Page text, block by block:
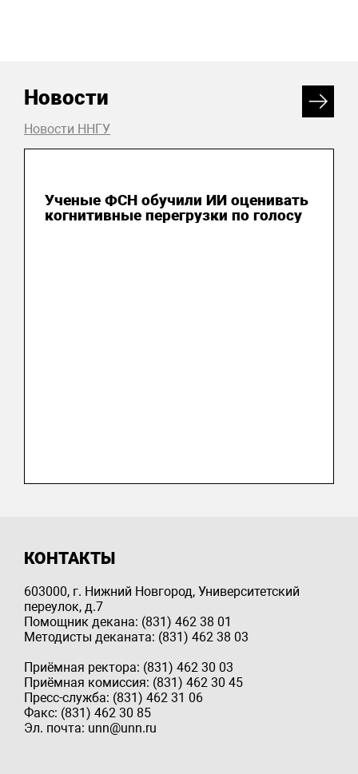
Новости
Новости ННГУ
Ученые ФСН обучили ИИ оценивать
когнитивные перегрузки по голосу
КОНТАКТЫ
603000, г. Нижний Новгород, Университетский
переулок, д.7
Помощник декана: (831) 462 38 01
Методисты деканата: (831) 462 38 03
Приёмная ректора: (831) 462 30 03
Приёмная комиссия: (831) 462 30 45
Пресс-служба: (831) 462 31 06
Факс: (831) 462 30 85
Эл. почта: unn@unn.ru